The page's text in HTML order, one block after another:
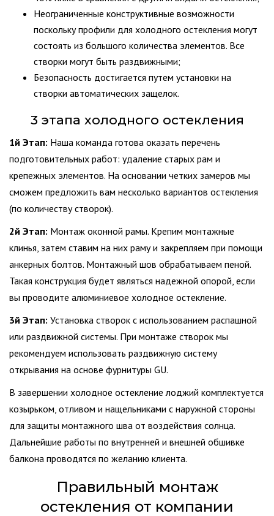
Неограниченные конструктивные возможности
поскольку профили для холодного остекления могут
состоять из большого количества элементов. Все
створки могут быть раздвижными;
Безопасность достигается путем установки на
створки автоматических защелок.
3 этапа холодного остекления
1й Этап: Наша команда готова оказать перечень
подготовительных работ: удаление старых рам и
крепежных элементов. На основании четких замеров мы
сможем предложить вам несколько вариантов остекления
(по количеству створок).
2й Этап: Монтаж оконной рамы. Крепим монтажные
клинья, затем ставим на них раму и закрепляем при помощи
анкерных болтов. Монтажный шов обрабатываем пеной.
Такая конструкция будет являться надежной опорой, если
вы проводите алюминиевое холодное остекление.
3й Этап: Установка створок с использованием распашной
или раздвижной системы. При монтаже створок мы
рекомендуем использовать раздвижную систему
открывания на основе фурнитуры GU.
В завершении холодное остекление лоджий комплектуется
козырьком, отливом и нащельниками с наружной стороны
для защиты монтажного шва от воздействия солнца.
Дальнейшие работы по внутренней и внешней обшивке
балкона проводятся по желанию клиента.
Правильный монтаж
остекления от компании